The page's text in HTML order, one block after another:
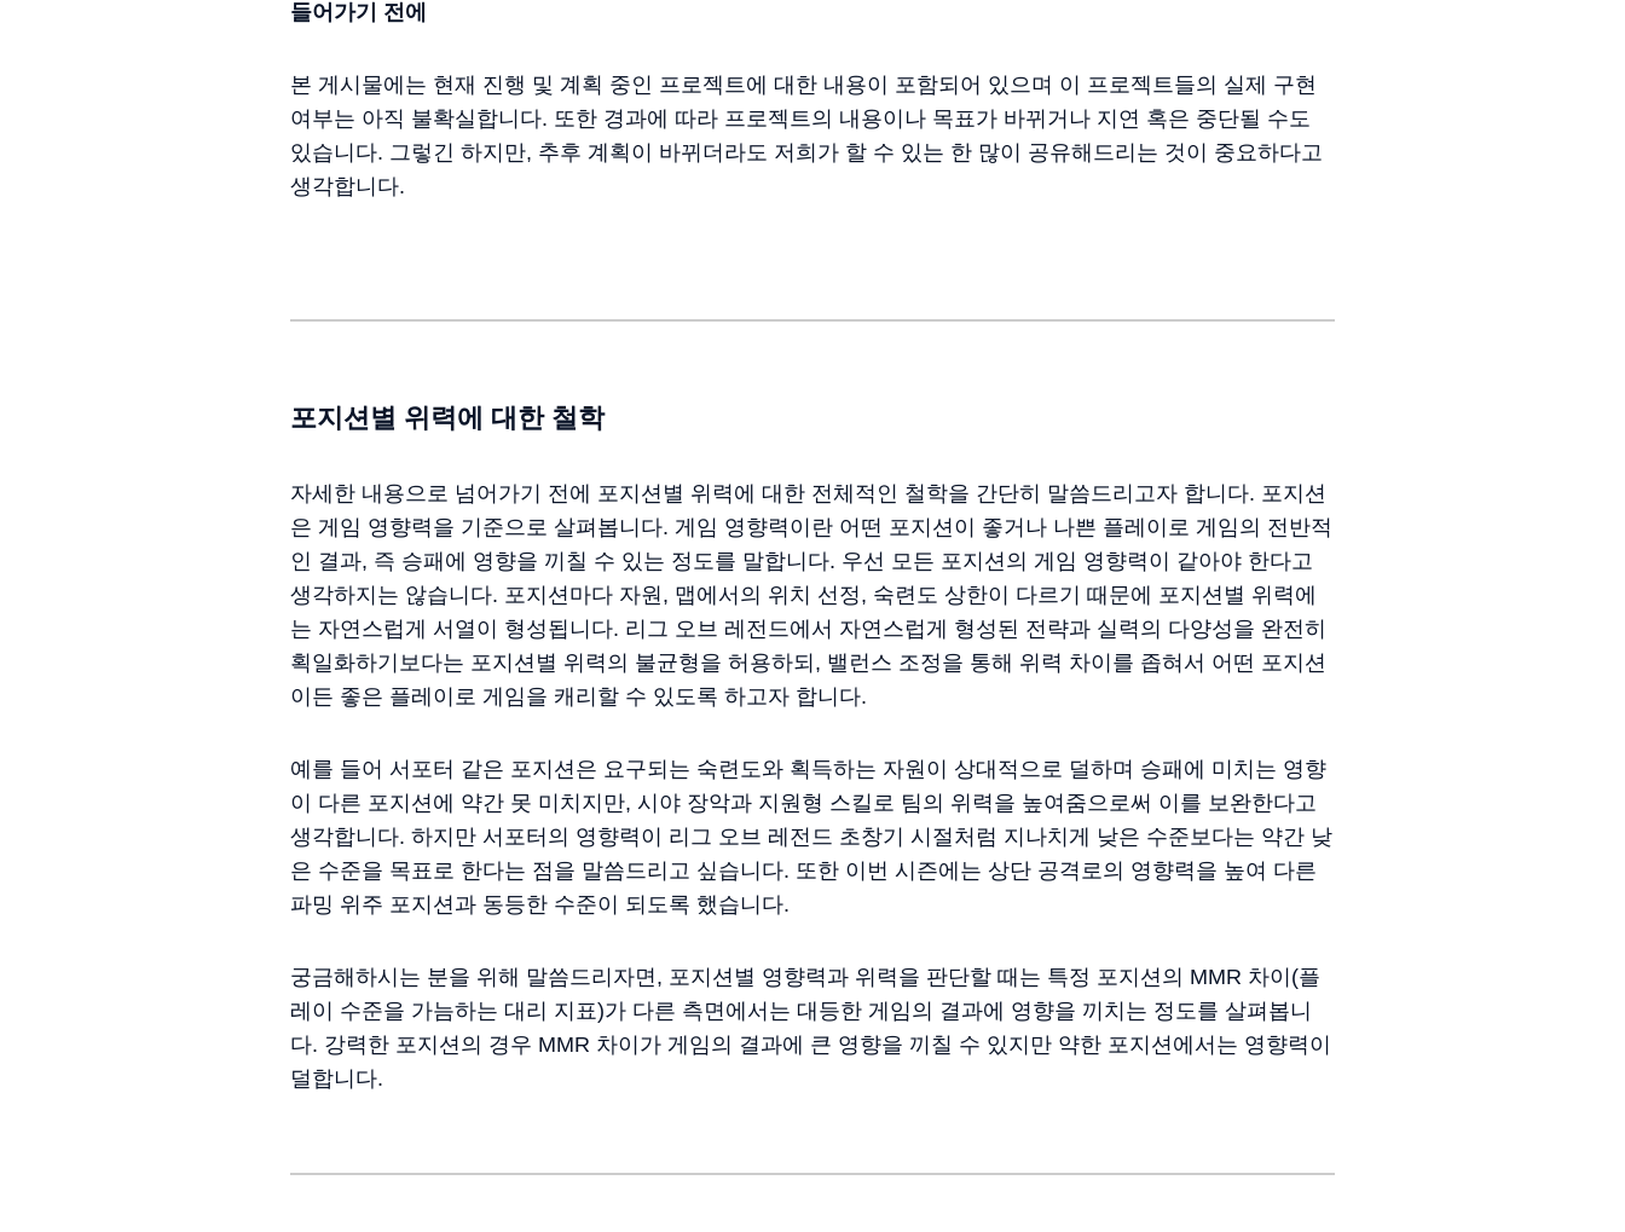
들어가기 전에
본 게시물에는 현재 진행 및 계획 중인 프로젝트에 대한 내용이 포함되어 있으며 이 프로젝트들의 실제 구현
여부는 아직 불확실합니다. 또한 경과에 따라 프로젝트의 내용이나 목표가 바뀌거나 지연 혹은 중단될 수도
있습니다. 그렇긴 하지만, 추후 계획이 바뀌더라도 저희가 할 수 있는 한 많이 공유해드리는 것이 중요하다고
생각합니다.
포지션별 위력에 대한 철학
자세한 내용으로 넘어가기 전에 포지션별 위력에 대한 전체적인 철학을 간단히 말씀드리고자 합니다. 포지션
은 게임 영향력을 기준으로 살펴봅니다. 게임 영향력이란 어떤 포지션이 좋거나 나쁜 플레이로 게임의 전반적
인 결과, 즉 승패에 영향을 끼칠 수 있는 정도를 말합니다. 우선 모든 포지션의 게임 영향력이 같아야 한다고
생각하지는 않습니다. 포지션마다 자원, 맵에서의 위치 선정, 숙련도 상한이 다르기 때문에 포지션별 위력에
는 자연스럽게 서열이 형성됩니다. 리그 오브 레전드에서 자연스럽게 형성된 전략과 실력의 다양성을 완전히
획일화하기보다는 포지션별 위력의 불균형을 허용하되, 밸런스 조정을 통해 위력 차이를 좁혀서 어떤 포지션
이든 좋은 플레이로 게임을 캐리할 수 있도록 하고자 합니다.
예를 들어 서포터 같은 포지션은 요구되는 숙련도와 획득하는 자원이 상대적으로 덜하며 승패에 미치는 영향
이 다른 포지션에 약간 못 미치지만, 시야 장악과 지원형 스킬로 팀의 위력을 높여줌으로써 이를 보완한다고
생각합니다. 하지만 서포터의 영향력이 리그 오브 레전드 초창기 시절처럼 지나치게 낮은 수준보다는 약간 낮
은 수준을 목표로 한다는 점을 말씀드리고 싶습니다. 또한 이번 시즌에는 상단 공격로의 영향력을 높여 다른
파밍 위주 포지션과 동등한 수준이 되도록 했습니다.
궁금해하시는 분을 위해 말씀드리자면, 포지션별 영향력과 위력을 판단할 때는 특정 포지션의 MMR 차이(플
레이 수준을 가늠하는 대리 지표)가 다른 측면에서는 대등한 게임의 결과에 영향을 끼치는 정도를 살펴봅니
다. 강력한 포지션의 경우 MMR 차이가 게임의 결과에 큰 영향을 끼칠 수 있지만 약한 포지션에서는 영향력이
덜합니다.